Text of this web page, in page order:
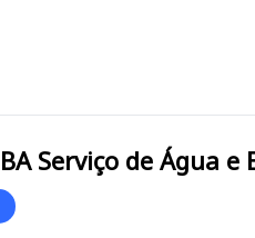
Bariri/SP SAEMBA